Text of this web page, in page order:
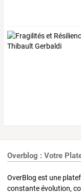
Overblog : Votre
OverBlog est une
constante évolution,